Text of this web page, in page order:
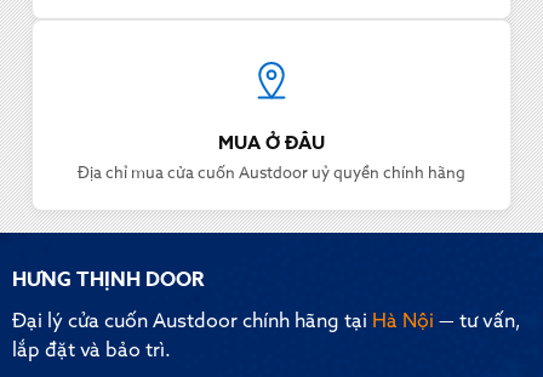
MUA Ở ĐÂU
Địa chỉ mua cửa cuốn Austdoor uỷ quyền chính hãng
HƯNG THỊNH DOOR
Đại lý cửa cuốn Austdoor chính hãng tại Hà Nội — tư vấn,
lắp đặt và bảo trì.